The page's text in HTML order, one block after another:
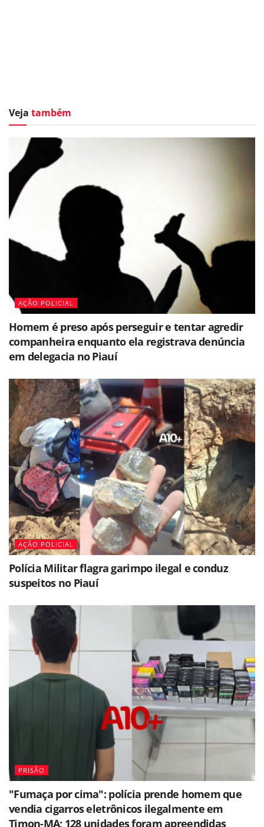
Veja também
AÇÃO POLICIAL
Homem é preso após perseguir e tentar agredir
companheira enquanto ela registrava denúncia
em delegacia no Piauí
AÇÃO POLICIAL
Polícia Militar flagra garimpo ilegal e conduz
suspeitos no Piauí
PRISÃO
"Fumaça por cima": polícia prende homem que
vendia cigarros eletrônicos ilegalmente em
Timon-MA; 128 unidades foram apreendidas